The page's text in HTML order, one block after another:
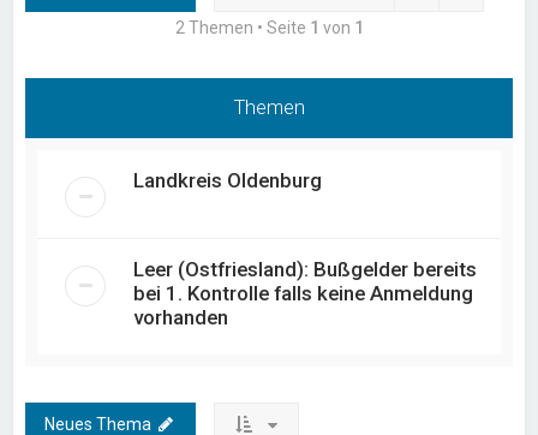
2 Themen • Seite 1 von 1
Themen
Landkreis Oldenburg
Leer (Ostfriesland): Bußgelder bereits
bei 1. Kontrolle falls keine Anmeldung
vorhanden
Neues Thema